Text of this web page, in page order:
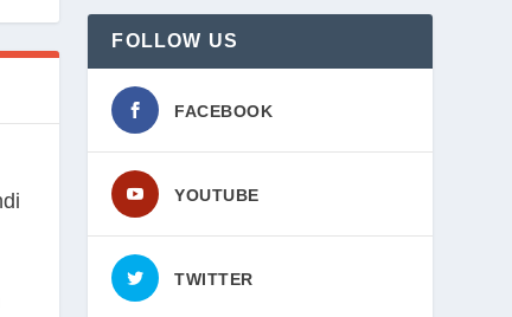
FOLLOW US
FACEBOOK
YOUTUBE
TWITTER